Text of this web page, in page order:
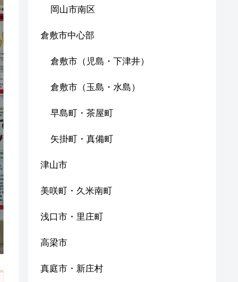
岡山市南区
倉敷市中心部
倉敷市（児島・下津井）
倉敷市（玉島・水島）
早島町・茶屋町
矢掛町・真備町
津山市
美咲町・久米南町
浅口市・里庄町
高梁市
真庭市・新庄村